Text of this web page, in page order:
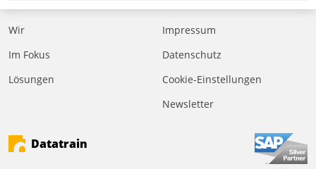
befolgt werden.
Wir
Im Fokus
Lösungen
Impressum
Datenschutz
Cookie-Einstellungen
Newsletter
Datatrain